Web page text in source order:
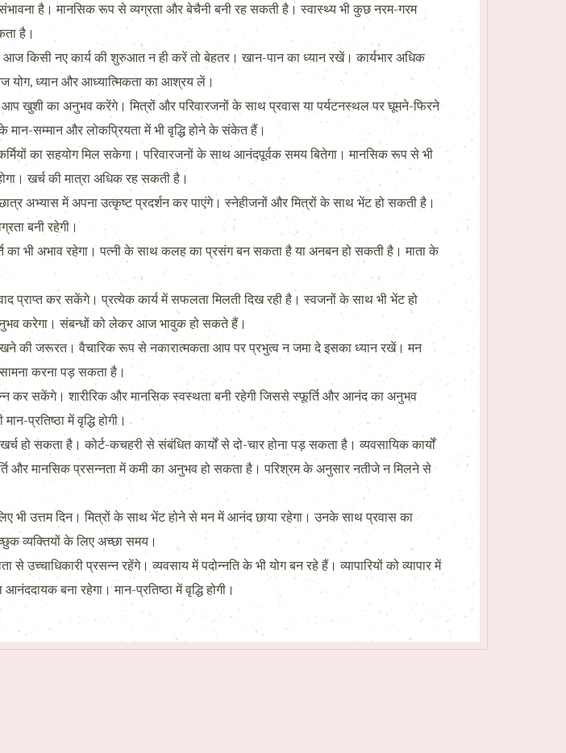
है। मानसिक रूप से व्यग्रता और बेचैनी बनी रह सकती है। स्वास्थ्य भी कुछ नरम-गरम
है।
नए कार्य की शुरुआत न ही करें तो बेहतर। खान-पान का ध्यान रखें। कार्यभार अधिक
योग, ध्यान और आध्यात्मिकता का आश्रय लें।
का अनुभव करेंगे। मित्रों और परिवारजनों के साथ प्रवास या पर्यटनस्थल पर घूमने-फिरने
सम्मान और लोकप्रियता में भी वृद्धि होने के संकेत हैं।
का सहयोग मिल सकेगा। परिवारजनों के साथ आनंदपूर्वक समय बितेगा। मानसिक रूप से भी
खर्च की मात्रा अधिक रह सकती है।
अभ्यास में अपना उत्कृष्ट प्रदर्शन कर पाएंगे। स्नेहीजनों और मित्रों के साथ भेंट हो सकती है।
बनी रहेगी।
भी अभाव रहेगा। पत्नी के साथ कलह का प्रसंग बन सकता है या अनबन हो सकती है। माता के
प्राप्त कर सकेंगे। प्रत्येक कार्य में सफलता मिलती दिख रही है। स्वजनों के साथ भी भेंट हो
करेगा। संबन्धों को लेकर आज भावुक हो सकते हैं।
की जरूरत। वैचारिक रूप से नकारात्मकता आप पर प्रभुत्व न जमा दे इसका ध्यान रखें। मन
करना पड़ सकता है।
कर सकेंगे। शारीरिक और मानसिक स्वस्थता बनी रहेगी जिससे स्फूर्ति और आनंद का अनुभव
में वृद्धि होगी।
सकता है। कोर्ट-कचहरी से संबंधित कार्यों से दो-चार होना पड़ सकता है। व्यवसायिक कार्यों
और मानसिक प्रसन्नता में कमी का अनुभव हो सकता है। परिश्रम के अनुसार नतीजे न मिलने से
उत्तम दिन। मित्रों के साथ भेंट होने से मन में आनंद छाया रहेगा। उनके साथ प्रवास का
व्यक्तियों के लिए अच्छा समय।
प्रसन्न रहेंगे। व्यवसाय में पदोन्नति के भी योग बन रहे हैं। व्यापारियों को व्यापार में
बना रहेगा। मान-प्रतिष्ठा में वृद्धि होगी।